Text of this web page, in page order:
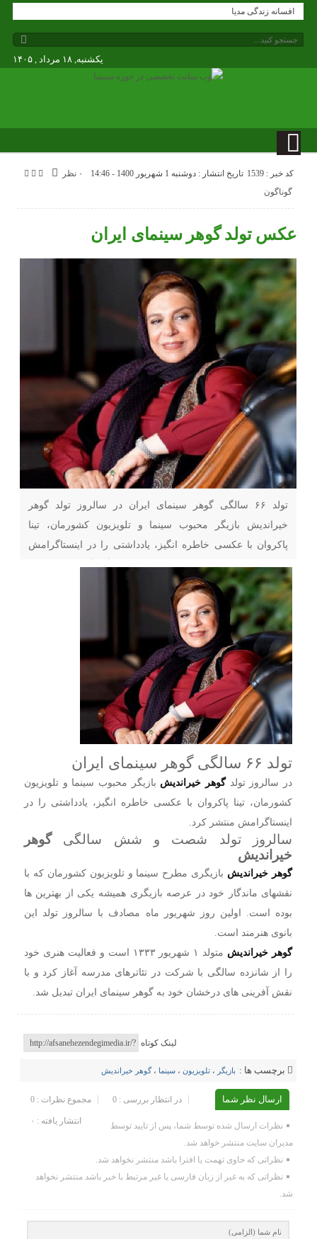
افسانه زندگی مدیا
یکشنبه, ۱۸ مرداد , ۱۴۰۵
کد خبر : 1539 تاریخ انتشار : دوشنبه 1 شهریور 1400 - 14:46
۰ نظر
گوناگون
عکس تولد گوهر سینمای ایران
تولد ۶۶ سالگی گوهر سینمای ایران در سالروز تولد گوهر
خیراندیش بازیگر محبوب سینما و تلویزیون کشورمان، تینا
پاکروان با عکسی خاطره انگیز، یادداشتی را در اینستاگرامش
گوهر خیراندیش بازیگری مطرح سینما و تلویزیون کشورمان که
با نقشهای ماندگار خود در عرصه بازیگری همیشه یکی از
تولد ۶۶ سالگی گوهر سینمای ایران
در سالروز تولدگوهر خیراندیش بازیگر محبوب سینما و تلویزیون
کشورمان، تینا پاکروان با عکسی خاطره انگیز، یادداشتی را در
اینستاگرامش منتشر کرد.
سالروز تولد شصت و شش سالگیگوهر
خیراندیش
گوهر خیراندیش بازیگری مطرح سینما و تلویزیون کشورمان که با
نقشهای ماندگار خود در عرصه بازیگری همیشه یکی از بهترین ها
بوده است. اولین روز شهریور ماه مصادف با سالروز تولد این
بانوی هنرمند است.
گوهر خیراندیش
متولد ۱ شهریور ۱۳۳۳ است و فعالیت هنری خود
را از شانزده سالگی با شرکت در تئاترهای مدرسه آغاز کرد و با
نقش آفرینی های درخشان خود به گوهر سینمای ایران تبدیل شد.
لینک کوتاه
برچسب ها : بازیگر ،تلویزیون ،سینما ،گوهر خیراندیش
ارسال نظر شما مجموع نظرات : 0 در انتظار بررسی : 0
انتشار یافته : ۰
نظرات ارسال شده توسط شما، پس از تایید توسط
مدیران سایت منتشر خواهد شد.
نظراتی که حاوی تهمت یا افترا باشد منتشر نخواهد شد.
نظراتی که به غیر از زبان فارسی یا غیر مرتبط با خبر باشد منتشر نخواهد
شد.